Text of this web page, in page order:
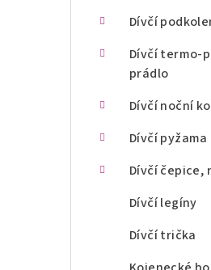
Dívčí
Dívčí termo-
prádlo
Dívčí noční
Dívčí pyžama
Dívčí čepice,
Dívčí legíny
Dívčí trička